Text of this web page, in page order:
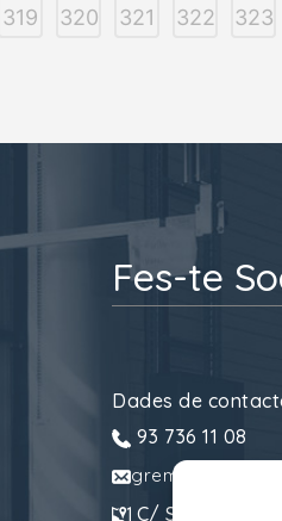
319 320 321 322 323
Fes-te
Dades de
93 736 11 08
C/ Sant Pau, 6.